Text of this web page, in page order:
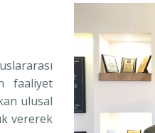
faaliyet
ulusal
vererek